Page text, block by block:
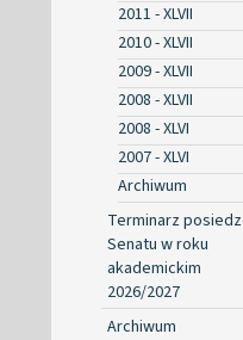
2011 - XLVII
2010 - XLVII
2009 - XLVII
2008 - XLVII
2008 - XLVI
2007 - XLVI
Archiwum
Terminarz
Senatu w roku
akademickim
2026/2027
Archiwum